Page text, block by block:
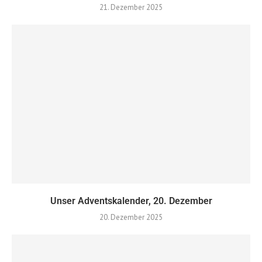
21. Dezember 2025
Unser Adventskalender, 20. Dezember
20. Dezember 2025